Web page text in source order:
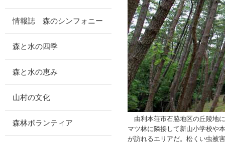
情報誌 森のシンフォニー
森と水の四季
森と水の恵み
山村の文化
森林ボランティア
由利本荘市石脇地区の丘陵地
マツ林に隣接して新山小学校や
が訪れるエリアだ。松くい虫被